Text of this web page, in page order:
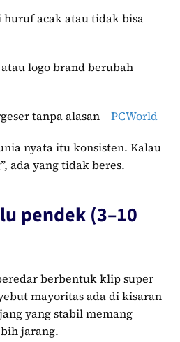
acak atau tidak bisa
logo brand berubah
tanpa alasan PCWorld
nyata itu konsisten. Kalau
ada yang tidak beres.
pendek (3–10
berbentuk klip super
mayoritas ada di kisaran
yang stabil memang
jarang.